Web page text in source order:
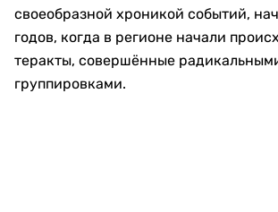
своеобразной хроникой событий,
годов, когда в регионе начали
теракты, совершённые
группировками.